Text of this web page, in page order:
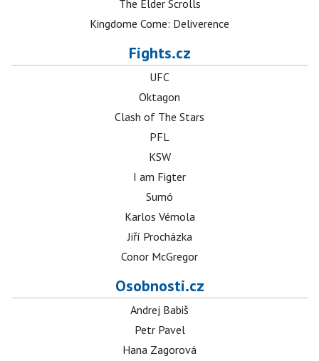
The Elder Scrolls
Kingdome Come: Deliverence
Fights.cz
UFC
Oktagon
Clash of The Stars
PFL
KSW
I am Figter
Sumó
Karlos Vémola
Jiří Procházka
Conor McGregor
Osobnosti.cz
Andrej Babiš
Petr Pavel
Hana Zagorová